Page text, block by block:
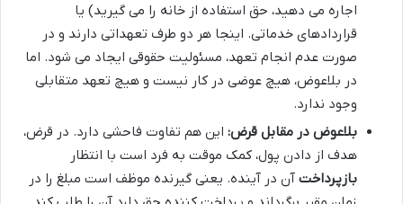
اجاره می دهید، حق استفاده از خانه را می گیرید) یا
قراردادهای خدماتی. اینجا هر دو طرف تعهداتی دارند و در
صورت عدم انجام تعهد، مسئولیت حقوقی ایجاد می شود. اما
در بلاعوض، هیچ عوضی در کار نیست و هیچ تعهد متقابلی
وجود ندارد.
بلاعوض در مقابل قرض: این هم تفاوت فاحشی دارد. در قرض،
هدف از دادن پول، کمک موقت به فرد است با انتظار
بازپرداخت آن در آینده. یعنی گیرنده موظف است مبلغ را در